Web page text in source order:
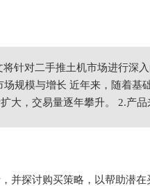
针对二手推土机市场进行深
规模与增长 近年来，随着基
大，交易量逐年攀升。 2.产品
并探讨购买策略，以帮助潜